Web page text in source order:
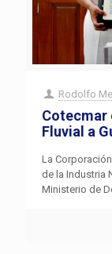
Rodolfo
Cotecmar
Fluvial a
La
de la Industria
Ministerio de